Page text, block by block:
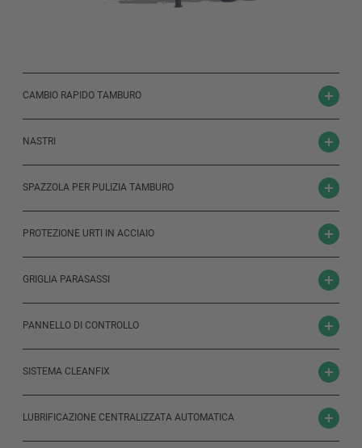
CAMBIO RAPIDO TAMBURO
NASTRI
SPAZZOLA PER PULIZIA TAMBURO
PROTEZIONE URTI IN ACCIAIO
GRIGLIA PARASASSI
PANNELLO DI CONTROLLO
SISTEMA CLEANFIX
LUBRIFICAZIONE CENTRALIZZATA AUTOMATICA